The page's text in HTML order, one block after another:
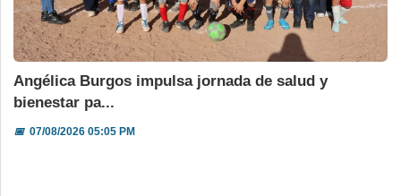
Angélica Burgos impulsa jornada de salud y
bienestar pa...
📅07/08/2026 05:05 PM